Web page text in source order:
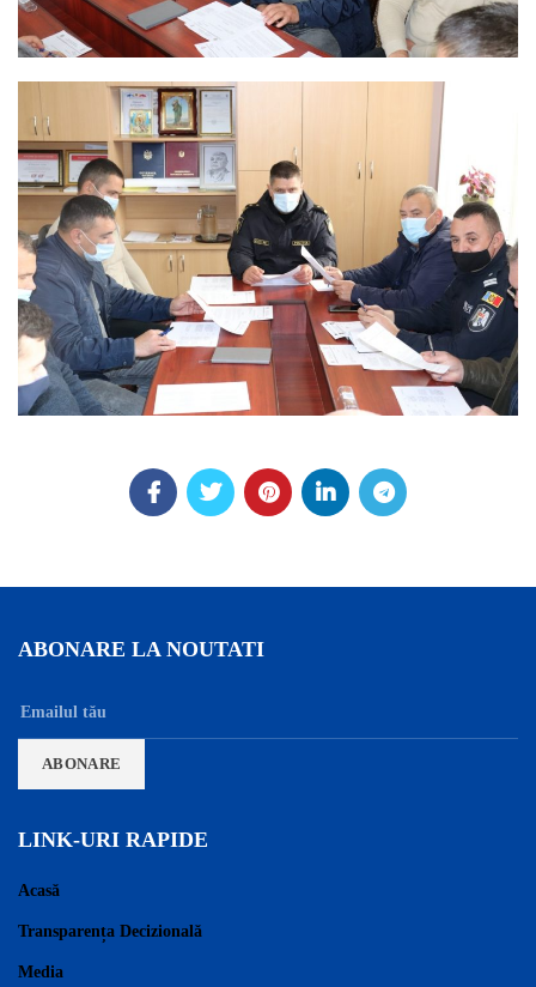
ABONARE LA NOUTATI
LINK-URI RAPIDE
Acasă
Transparența Decizională
Media